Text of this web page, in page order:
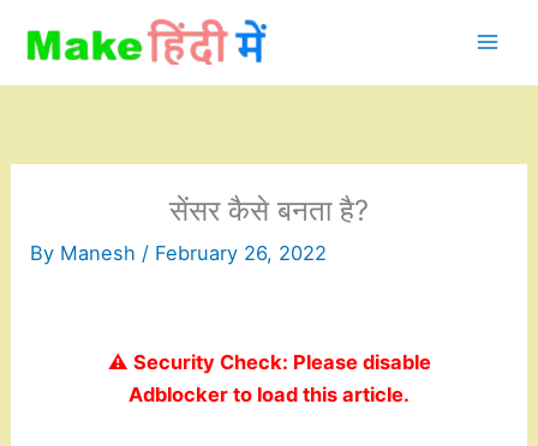
content
सेंसर कैसे बनता है?
By Manesh / February 26, 2022
⚠️ Security Check: Please disable
Adblocker to load this article.